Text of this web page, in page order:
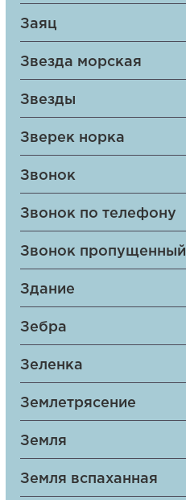
Заяц
Звезда морская
Звезды
Зверек норка
Звонок
Звонок по телефону
Звонок пропущенный
Здание
Зебра
Зеленка
Землетрясение
Земля
Земля вспаханная